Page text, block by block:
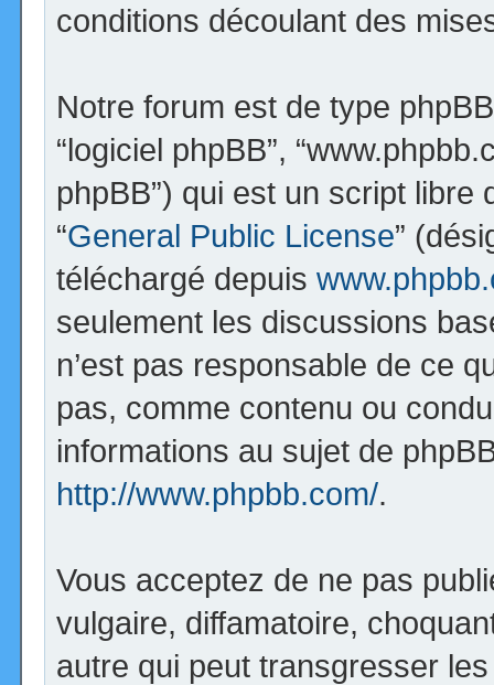
conditions découlant des
Notre forum est de type phpBB
“logiciel phpBB”,
phpBB”) qui est un script
“General Public License”
téléchargé depuis
seulement les discussions
n’est pas responsable de ce
pas, comme contenu ou
informations au sujet de
http://www.phpbb.com/.
Vous acceptez de ne pas
vulgaire, diffamatoire,
autre qui peut transgresser